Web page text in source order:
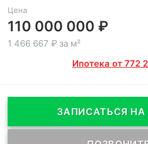
Цена
110 000 000 ₽
1 466 667 ₽ за м²
Ипотека от 772
ЗАПИСАТЬСЯ